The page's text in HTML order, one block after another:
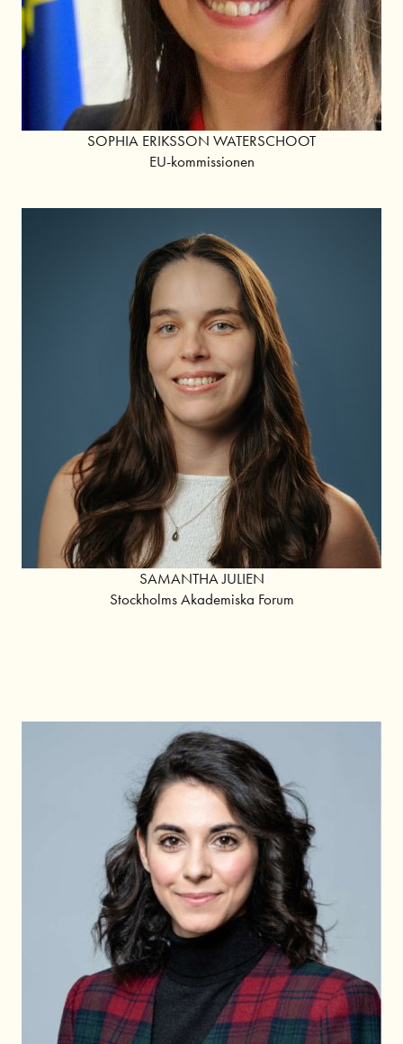
SOPHIA ERIKSSON WATERSCHOOT
EU-kommissionen
SAMANTHA JULIEN
Stockholms Akademiska Forum